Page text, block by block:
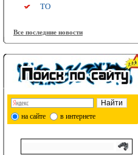
ТО
Все последние новости
на сайте в интернете